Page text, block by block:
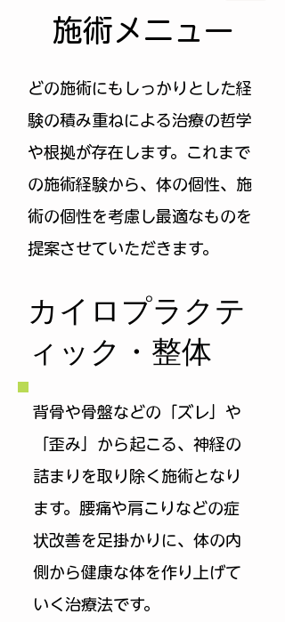
​施術メニュー
どの施術にもしっかりとした経
験の積み重ねによる治療の哲学
や根拠が存在します。これまで
の施術経験から、体の個性、施
術の個性を考慮し最適なものを
提案させていただきます。
​カイロプラクテ
ィック・整体
背骨や骨盤などの「ズレ」や
「歪み」から起こる、神経の
詰まりを取り除く施術となり
ます。腰痛や肩こりなどの症
状改善を足掛かりに、体の内
側から健康な体を作り上げて
いく治療法です。